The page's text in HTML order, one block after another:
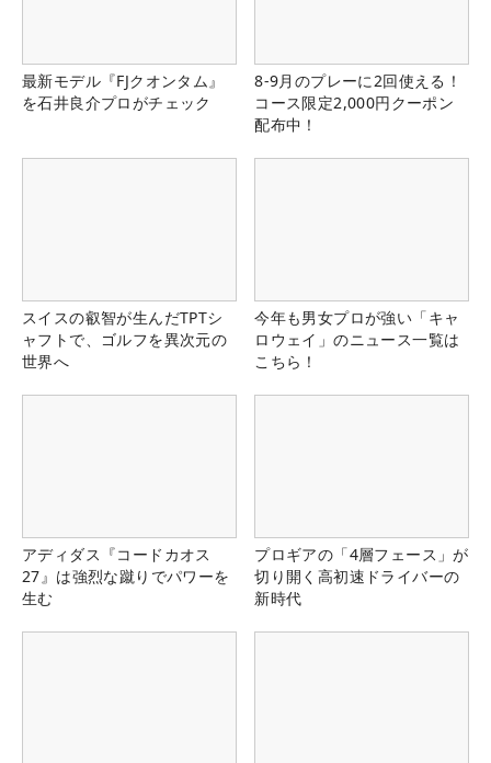
最新モデル『FJクオンタム』
を石井良介プロがチェック
8-9月のプレーに2回使える！
コース限定2,000円クーポン
配布中！
スイスの叡智が生んだTPTシ
ャフトで、ゴルフを異次元の
世界へ
今年も男女プロが強い「キャ
ロウェイ」のニュース一覧は
こちら！
アディダス『コードカオス
27』は強烈な蹴りでパワーを
生む
プロギアの「4層フェース」が
切り開く高初速ドライバーの
新時代